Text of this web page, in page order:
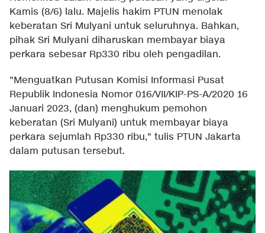
Kamis (8/6) lalu. Majelis hakim PTUN menolak
keberatan Sri Mulyani untuk seluruhnya. Bahkan,
pihak Sri Mulyani diharuskan membayar biaya
perkara sebesar Rp330 ribu oleh pengadilan.
"Menguatkan Putusan Komisi Informasi Pusat
Republik Indonesia Nomor 016/VII/KIP-PS-A/2020 16
Januari 2023, (dan) menghukum pemohon
keberatan (Sri Mulyani) untuk membayar biaya
perkara sejumlah Rp330 ribu," tulis PTUN Jakarta
dalam putusan tersebut.